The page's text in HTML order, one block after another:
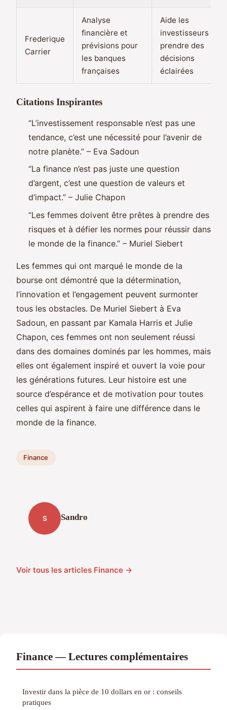
Frederique
Carrier
Analyse
financière et
prévisions pour
les banques
françaises
Aide les
investisseurs à
prendre des
décisions
éclairées
Citations Inspirantes
“L’investissement responsable n’est pas une
tendance, c’est une nécessité pour l’avenir de
notre planète.” – Eva Sadoun
“La finance n’est pas juste une question
d’argent, c’est une question de valeurs et
d’impact.” – Julie Chapon
“Les femmes doivent être prêtes à prendre des
risques et à défier les normes pour réussir dans
le monde de la finance.” – Muriel Siebert
Les femmes qui ont marqué le monde de la
bourse ont démontré que la détermination,
l’innovation et l’engagement peuvent surmonter
tous les obstacles. De Muriel Siebert à Eva
Sadoun, en passant par Kamala Harris et Julie
Chapon, ces femmes ont non seulement réussi
dans des domaines dominés par les hommes, mais
elles ont également inspiré et ouvert la voie pour
les générations futures. Leur histoire est une
source d’espérance et de motivation pour toutes
celles qui aspirent à faire une différence dans le
monde de la finance.
Finance
S Sandro
Voir tous les articles Finance →
Finance — Lectures complémentaires
Investir dans la pièce de 10 dollars en or : conseils
pratiques